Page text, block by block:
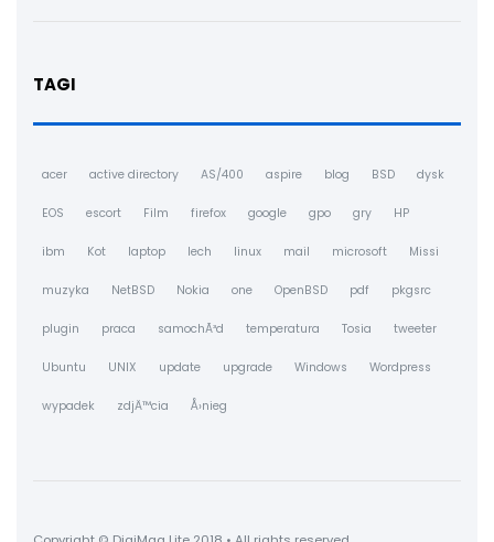
TAGI
acer active directory AS/400 aspire blog BSD dysk
EOS escort Film firefox google gpo gry HP
ibm Kot laptop lech linux mail microsoft Missi
muzyka NetBSD Nokia one OpenBSD pdf pkgsrc
plugin praca samochÃ³d temperatura Tosia tweeter
Ubuntu UNIX update upgrade Windows Wordpress
wypadek zdjÄ™cia Å›nieg